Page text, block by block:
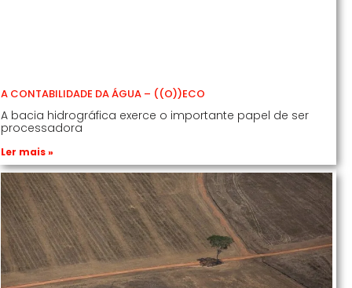
A CONTABILIDADE DA ÁGUA – ((O))ECO
A bacia hidrográfica exerce o importante papel de ser
processadora
Ler mais »